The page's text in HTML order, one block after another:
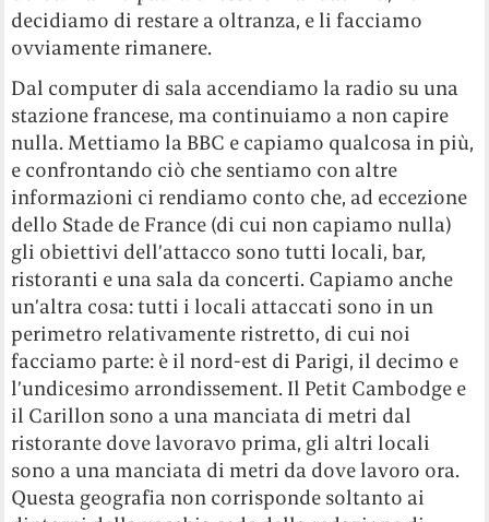
decidiamo di restare a oltranza, e li facciamo
ovviamente rimanere.
Dal computer di sala accendiamo la radio su una
stazione francese, ma continuiamo a non capire
nulla. Mettiamo la BBC e capiamo qualcosa in più,
e confrontando ciò che sentiamo con altre
informazioni ci rendiamo conto che, ad eccezione
dello Stade de France (di cui non capiamo nulla)
gli obiettivi dell’attacco sono tutti locali, bar,
ristoranti e una sala da concerti. Capiamo anche
un’altra cosa: tutti i locali attaccati sono in un
perimetro relativamente ristretto, di cui noi
facciamo parte: è il nord-est di Parigi, il decimo e
l’undicesimo arrondissement. Il Petit Cambodge e
il Carillon sono a una manciata di metri dal
ristorante dove lavoravo prima, gli altri locali
sono a una manciata di metri da dove lavoro ora.
Questa geografia non corrisponde soltanto ai